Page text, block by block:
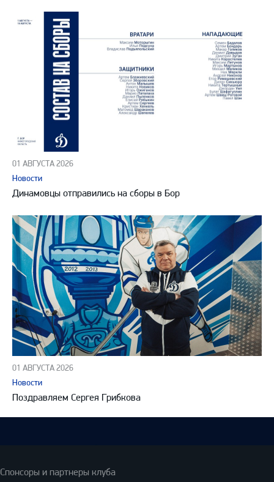
01 АВГУСТА 2026
Новости
Динамовцы отправились на сборы в Бор
01 АВГУСТА 2026
Новости
Поздравляем Сергея Грибкова
Спонсоры и партнеры клуба